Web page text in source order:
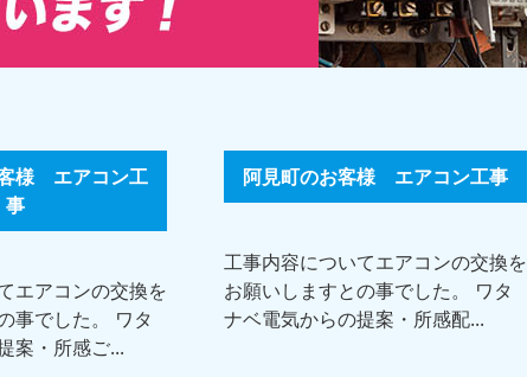
様 エアコン工
事
エアコンの交換を
事でした。 ワタ
案・所感ご...
阿見町のお客様 エアコン工事
工事内容についてエアコンの交換を
お願いしますとの事でした。 ワタ
ナベ電気からの提案・所感配...